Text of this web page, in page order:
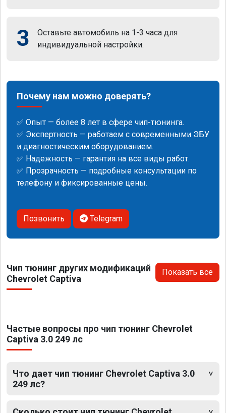
3
Оставьте автомобиль на 1-3 часа для
индивидуальной настройки.
Почему нам можно доверять?
✅ Опыт — более 8 лет в сфере чип-тюнинга.
✅ Экспертность — работаем с современными ЭБУ
и диагностическим оборудованием.
✅ Надежность — гарантия на все виды работ.
✅ Прозрачность — подробные консультации по
телефону и фиксированные цены.
Позвонить Telegram
Чип тюнинг других модификаций
Chevrolet Captiva
Показать все
Частые вопросы про чип тюнинг Chevrolet
Captiva 3.0 249 лс
Что дает чип тюнинг Chevrolet Captiva 3.0
249 лс?